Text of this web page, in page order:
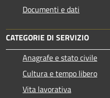
Documenti e dati
CATEGORIE DI SERVIZIO
Anagrafe e stato civile
Cultura e tempo libero
Vita lavorativa